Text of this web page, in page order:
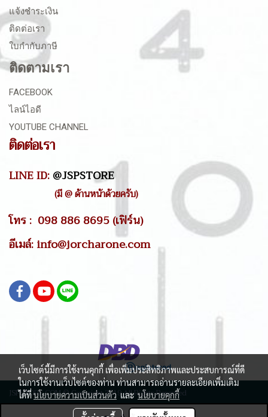
แจ้งชำระเงิน
ติดต่อเรา
ใบกำกับภาษี
ติดตามเรา
FACEBOOK
ไลน์ไอดี
YOUTUBE CHANNEL
ติดต่อเรา
LINE ID:@JSPSTORE
(มี @ ด้านหน้าด้วยครับ)
โทร : 098 886 8695 (เฟิร์น)
อีเมล์: info@jorcharone.com
JSPSTORE.COM © Copyright 2019 All Rights Reserved
ผู้เข้าชมวันนี้ 23,766
เว็บไซต์นี้มีการใช้งานคุกกี้ เพื่อเพิ่มประสิทธิภาพและประสบการณ์ที่ดี
ในการใช้งานเว็บไซต์ของท่าน ท่านสามารถอ่านรายละเอียดเพิ่มเติม
ได้ที่นโยบายความเป็นส่วนตัวและนโยบายคุกกี้